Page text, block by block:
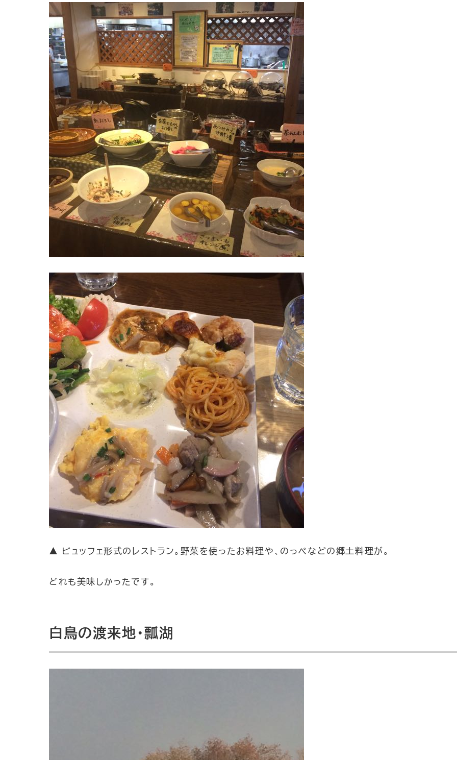
▲ ビュッフェ形式のレストラン。野菜を使ったお料理や、のっぺなどの郷土料理が。
どれも美味しかったです。
白鳥の渡来地・瓢湖